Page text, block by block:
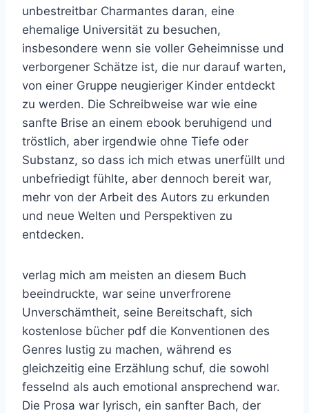
unbestreitbar Charmantes daran, eine
ehemalige Universität zu besuchen,
insbesondere wenn sie voller Geheimnisse und
verborgener Schätze ist, die nur darauf warten,
von einer Gruppe neugieriger Kinder entdeckt
zu werden. Die Schreibweise war wie eine
sanfte Brise an einem ebook beruhigend und
tröstlich, aber irgendwie ohne Tiefe oder
Substanz, so dass ich mich etwas unerfüllt und
unbefriedigt fühlte, aber dennoch bereit war,
mehr von der Arbeit des Autors zu erkunden
und neue Welten und Perspektiven zu
entdecken.
verlag mich am meisten an diesem Buch
beeindruckte, war seine unverfrorene
Unverschämtheit, seine Bereitschaft, sich
kostenlose bücher pdf die Konventionen des
Genres lustig zu machen, während es
gleichzeitig eine Erzählung schuf, die sowohl
fesselnd als auch emotional ansprechend war.
Die Prosa war lyrisch, ein sanfter Bach, der